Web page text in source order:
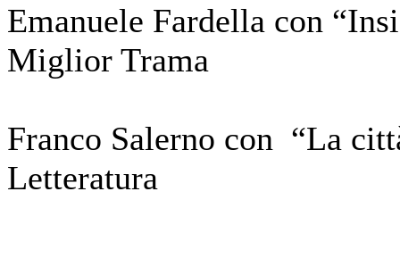
Emanuele Fardella con
Miglior Trama
Franco Salerno con “La
Letteratura